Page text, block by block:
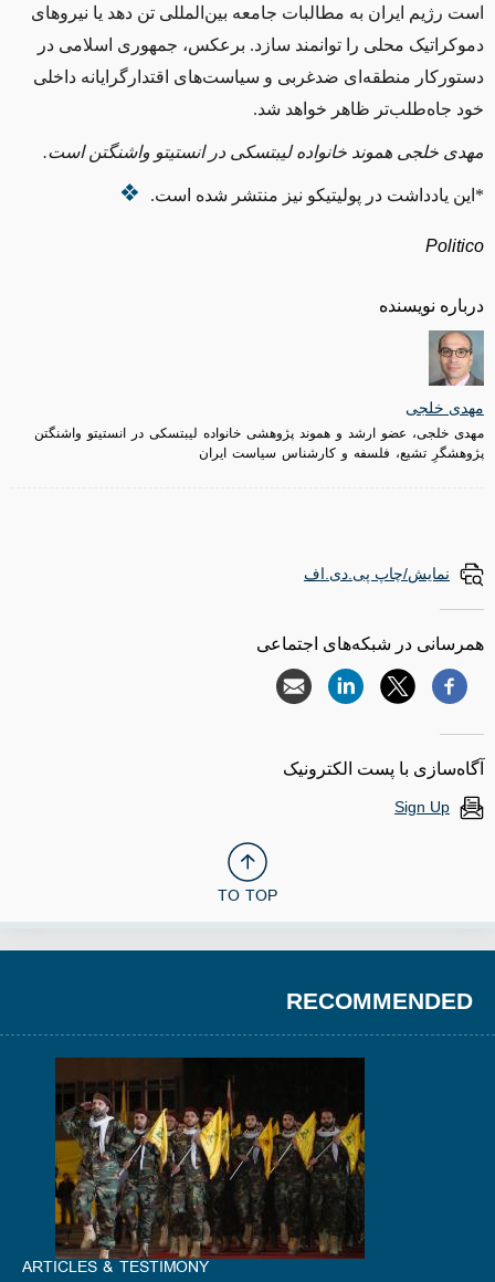
درباره نویسنده
مهدی خلجی
مهدی خلجی، عضو ارشد و هموند پژوهشی خانواده لیبتسکی در انستیتو واشنگتن
پژوهشگرِ تشیع، فلسفه و کارشناس سیاست ایران
است رژیم ایران به مطالبات جامعه بین‌المللی تن دهد یا نیروهای
دموکراتیک محلی را توانمند سازد. برعکس، جمهوری اسلامی در
دستورکار منطقه‌ای ضدغربی و سیاست‌های اقتدارگرایانه داخلی
خود جاه‌طلب‌تر ظاهر خواهد شد.
مهدی خلجی هموند خانواده لیبتسکی در انستیتو واشنگتن است.
*این یادداشت در پولیتیکو نیز منتشر شده است.
Politico
نمایش/چاپ پی.دی.اف
همرسانی در شبکه‌های اجتماعی
آگاه‌سازی با پست الکترونیک
Sign Up
TO TOP
RECOMMENDED
ARTICLES & TESTIMONY